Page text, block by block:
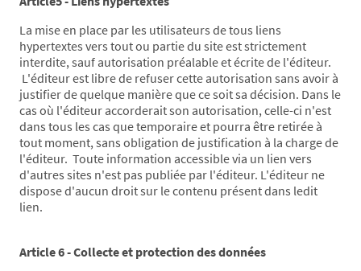
La mise en place par les utilisateurs de tous liens
hypertextes vers tout ou partie du site est strictement
interdite, sauf autorisation préalable et écrite de l'éditeur.
L'éditeur est libre de refuser cette autorisation sans avoir à
justifier de quelque manière que ce soit sa décision. Dans le
cas où l'éditeur accorderait son autorisation, celle-ci n'est
dans tous les cas que temporaire et pourra être retirée à
tout moment, sans obligation de justification à la charge de
l'éditeur. Toute information accessible via un lien vers
d'autres sites n'est pas publiée par l'éditeur. L'éditeur ne
dispose d'aucun droit sur le contenu présent dans ledit
lien.
Article 6 - Collecte et protection des données